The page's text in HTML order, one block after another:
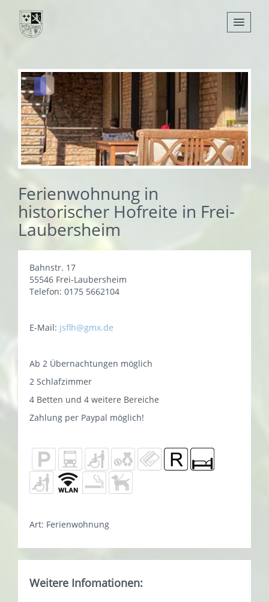
Nachrichten
Leben
Verwaltung
Tourismus
Gemeinden
Ferienwohnung in
historischer Hofreite in Frei-
Laubersheim
Bahnstr. 17
55546 Frei-Laubersheim
Telefon: 0175 5662104
E-Mail: jsflh@gmx.de
Ab 2 Übernachtungen möglich
2 Schlafzimmer
4 Betten und 4 weitere Bereiche
Zahlung per Paypal möglich!
Art: Ferienwohnung
Weitere Infomationen: